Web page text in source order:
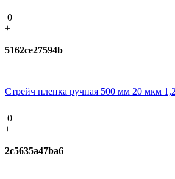
0
+
5162ce27594b
Стрейч пленка ручная 500 мм 20 мкм
0
+
2c5635a47ba6